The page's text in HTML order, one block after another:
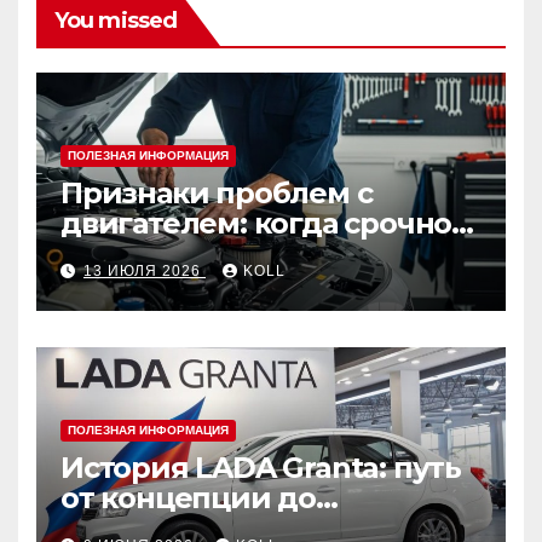
You missed
ПОЛЕЗНАЯ ИНФОРМАЦИЯ
Признаки проблем с
двигателем: когда срочно
ехать в сервис
13 ИЮЛЯ 2026 KOLL
ПОЛЕЗНАЯ ИНФОРМАЦИЯ
История LADA Granta: путь
от концепции до
популярного российского